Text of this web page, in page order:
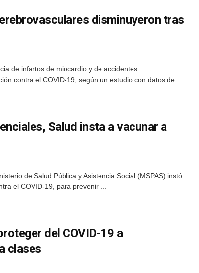
disminuyeron tras
de infartos de miocardio y de accidentes
contra el COVID-19, según un estudio con datos de
Salud insta a vacunar a
de Salud Pública y Asistencia Social (MSPAS) instó
el COVID-19, para prevenir ...
del COVID-19 a
clases